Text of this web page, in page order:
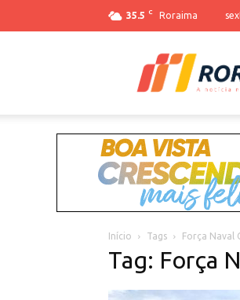
35.5 C Roraima
Início Tags Força Naval
Tag: Força